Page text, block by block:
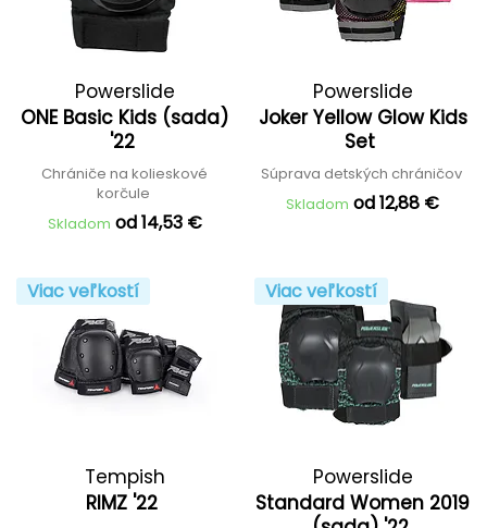
Powerslide
ONE Basic Kids (sada)
'22
Chrániče na kolieskové
korčule
Skladom od 14,53 €
Powerslide
Joker Yellow Glow Kids
Set
Súprava detských chráničov
Skladom od 12,88 €
Viac veľkostí
Tempish
RIMZ '22
Viac veľkostí
Powerslide
Standard Women 2019